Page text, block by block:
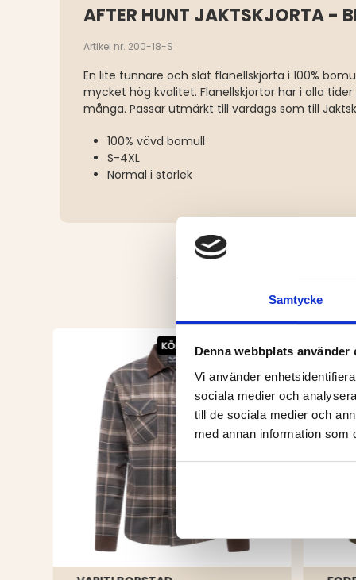
Samtycke
Denna webbplats använder
Vi använder
sociala medier och
till de sociala medier och
med annan information som
AFTER HUNT JAKTSKJORTA -
Artikel nr. 200-18-S
En lite tunnare och slät flanellskjorta i 100%
mycket hög kvalitet. Flanellskjortor har i alla
många. Passar utmärkt till vardags som till
100% vävd bomull
S-4XL
Normal i storlek